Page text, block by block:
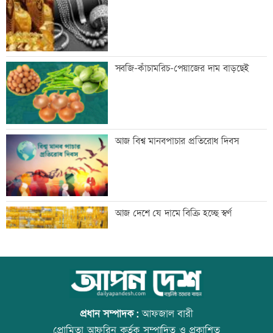
অ্যাকাউন্ট
সাবেক এমপি আখতারুজ্জামান গ্রেফতার
ফ্যাসিবাদের পুনরুত্থান রোধে জাতীয় ঐক্য দৃঢ়
করতে হবে: মাহদী আমিন
মাগুরায় সাকিব আল হাসানের বাড়িতে হামলা
জুলাই সনদ নিয়ে উত্তাল কুড়িগ্রামের রাজপথ
সবজি-কাঁচামরিচ-পেয়াজের দাম বাড়ছেই
আজ বিশ্ব মানবপাচার প্রতিরোধ দিবস
আজ দেশে যে দামে বিক্রি হচ্ছে স্বর্ণ
আজ বিশ্ব বন্ধু দিবস
প্রধান সম্পাদক:আফজাল বারী